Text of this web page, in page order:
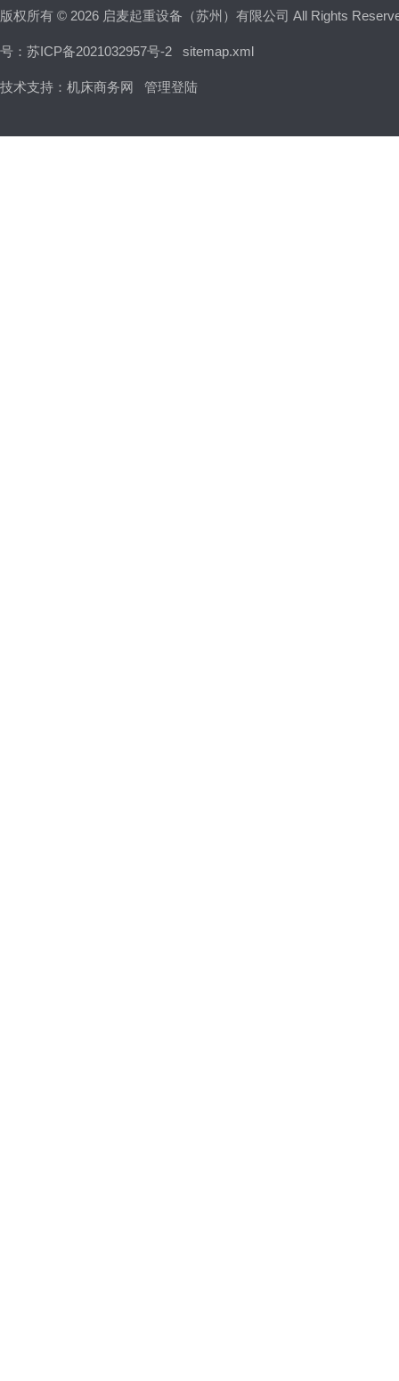
版权所有 © 2026 启麦起重设备（苏州）有限公司 All Rights
号：苏ICP备2021032957号-2 sitemap.xml
技术支持： 机床商务网 管理登陆